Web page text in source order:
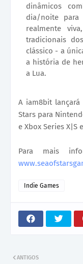
dinâmicos
dia/noite para
realmente
tradicionais
clássico - a
a história de
a Lua.
A iam8bit lançará
Stars para
e Xbox Series X|S
Para mais
Indie Games
ANTIGOS